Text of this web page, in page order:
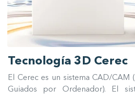
Tecnología 3D Cerec
El Cerec es un sistema CAD/CAM
Guiados por Ordenador). El